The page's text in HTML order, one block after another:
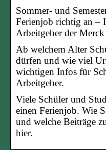
Sommer- und
Ferienjob richtig an –
Arbeitgeber der
Ab welchem Alter
dürfen und wie viel
wichtigen Infos für
Arbeitgeber.
Viele Schüler und
einen Ferienjob. Wie
und welche Beiträge
hier.